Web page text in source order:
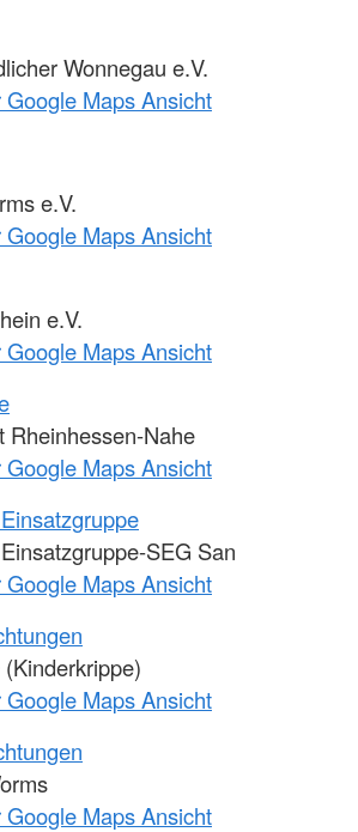
Wonnegau e.V.
Google Maps Ansicht
e.V.
Google Maps Ansicht
e.V.
Google Maps Ansicht
Rheinhessen-Nahe
Google Maps Ansicht
SEG San
Google Maps Ansicht
Google Maps Ansicht
Google Maps Ansicht